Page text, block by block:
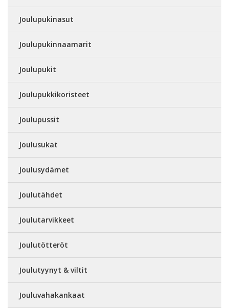
Joulupukinasut
Joulupukinnaamarit
Joulupukit
Joulupukkikoristeet
Joulupussit
Joulusukat
Joulusydämet
Joulutähdet
Joulutarvikkeet
Joulutötteröt
Joulutyynyt & viltit
Jouluvahakankaat